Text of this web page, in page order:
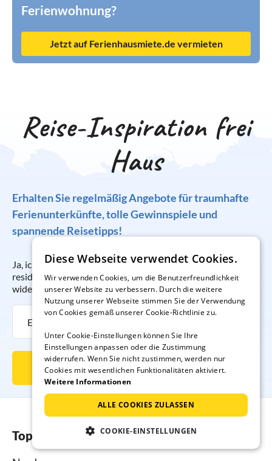
Ferienwohnung?
Jetzt auf Ferienhausmiete.de vermieten
Reise-Inspiration frei
Haus
Erhalten Sie regelmäßig Angebote für traumhafte
Ferienunterkünfte, tolle Gewinnspiele und
spannende Reisetipps!
Ja, ich möchte regelmäßig per E-Mail den Newsletter der
resido GmbH erhalten. Die Anmeldung kann ich jederzeit
widerrufen.
Newsletter abonnieren
Top-Regionen
Diese Webseite verwendet Cookies.
Wir verwenden Cookies, um die Benutzerfreundlichkeit
unserer Website zu verbessern. Durch die weitere
Nutzung unserer Webseite stimmen Sie der Verwendung
von Cookies gemäß unserer Cookie-Richtlinie zu.
Unter Cookie-Einstellungen können Sie Ihre
Einstellungen anpassen oder die Zustimmung
widerrufen. Wenn Sie nicht zustimmen, werden nur
Cookies mit wesentlichen Funktionalitäten aktiviert.
Weitere Informationen
ALLE COOKIES ZULASSEN
COOKIE-EINSTELLUNGEN